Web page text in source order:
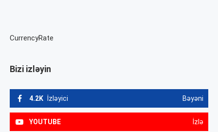
CurrencyRate
Bizi izləyin
4.2K İzləyici Bəyəni
YOUTUBE İzlə